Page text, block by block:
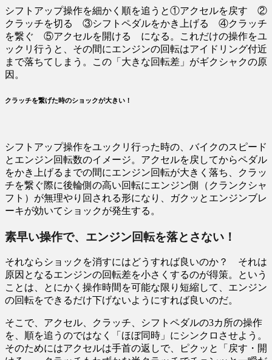
シフトアップ操作を細かく順を追うと①アクセルを戻す ②
クラッチを切る ③シフトペダルをかき上げる ④クラッチ
を繋ぐ ⑤アクセルを開ける になる。これだけの操作をユ
ックリ行うと、その間にエンジンの回転はアイドリング付近
まで落ちてしまう。この「大きな回転差」がギクシャクの原
因。
クラッチを繋げた時のショックが大きい！
シフトアップ操作をユックリ行った時の、バイクのスピード
とエンジン回転数のイメージ。アクセルを戻してからペダル
をかき上げるまでの間にエンジン回転が大きく落ち、クラッ
チを繋ぐ際に後輪側の高い回転にエンジン側（クランクシャ
フト）が無理やり回される形になり、ガクッとエンジンブレ
ーキが効いてショックが発生する。
素早い操作で、エンジン回転を落とさない！
それならショックを消すにはどうすれば良いのか？ それは
原因となるエンジンの回転差を小さくするのが得策。という
ことは、とにかく操作時間を可能な限り短縮して、エンジン
の回転をできるだけ下げないようにすれば良いのだ。
そこで、アクセル、クラッチ、シフトペダルの3カ所の操作
を、順を追うのではなく「ほぼ同時」にシンクロさせよう。
そのためにはアクセルは手首の返しで、ピクッと「戻す・開